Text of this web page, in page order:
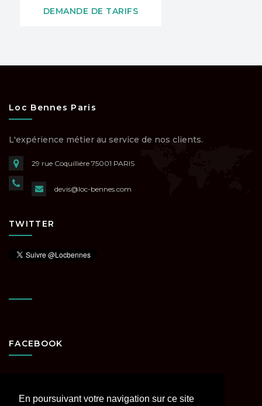
En poursuivant votre navigation sur ce site
DEMANDE DE TARIFS
Loc Bennes Paris
L'expérience métier au service de nos clients.
29 rue Coquillière 75001 PARIS
devis@loc-bennes.com
TWITTER
FACEBOOK